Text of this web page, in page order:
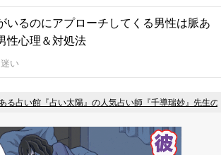
いるのにアプローチしてくる男性は脈あ
性心理＆対処法
い
る占い館『占い太陽』の人気占い師『千導瑞妙』先生